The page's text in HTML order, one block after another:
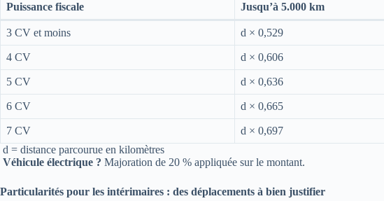
Puissance fiscale Jusqu’à 5.000 km
3 CV et moins d × 0,529
4 CV d × 0,606
5 CV d × 0,636
6 CV d × 0,665
7 CV d × 0,697
d = distance parcourue en kilomètres
Véhicule électrique ? Majoration de 20 % appliquée sur le montant.
Particularités pour les intérimaires : des déplacements à bien justifier